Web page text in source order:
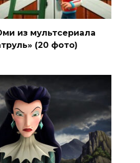
из мультсериала
(20 фото)